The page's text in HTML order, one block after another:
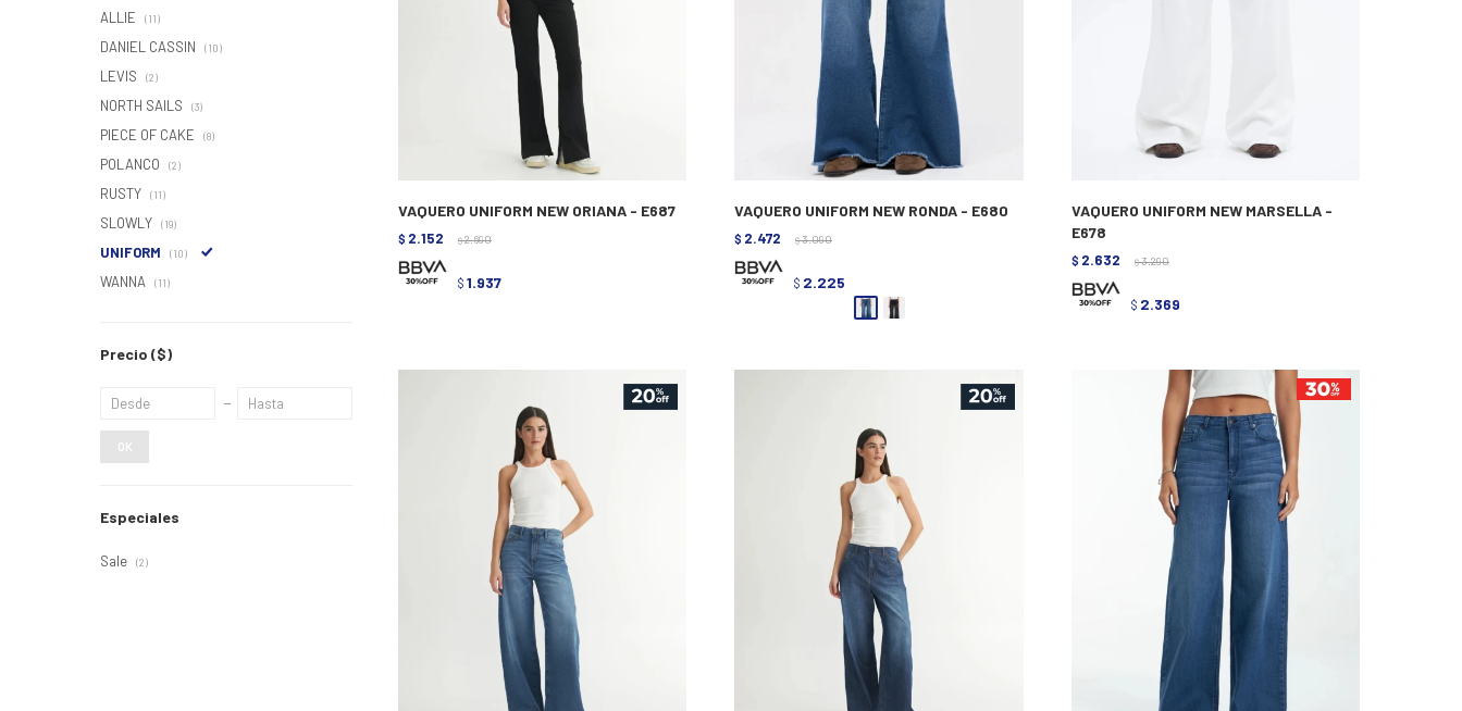
VAQUERO UNIFORM NEW ORIANA - E687
$ 2.152 $ 2.690
$ 1.937
VAQUERO UNIFORM NEW RONDA - E680
$ 2.472 $ 3.090
$ 2.225
VAQUERO UNIFORM NEW MARSELLA -
E678
$ 2.632 $ 3.290
$ 2.369
ALLIE (11)
DANIEL CASSIN (10)
LEVIS (2)
NORTH SAILS (3)
PIECE OF CAKE (8)
POLANCO (2)
RUSTY (11)
SLOWLY (19)
UNIFORM (10)
WANNA (11)
Precio ($)
OK
Especiales
Sale (2)